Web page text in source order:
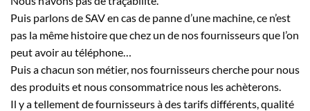
Puis parlons de SAV en cas de panne d’une machine, ce n’est
pas la même histoire que chez un de nos fournisseurs que l’on
peut avoir au téléphone…
Puis a chacun son métier, nos fournisseurs cherche pour nous
des produits et nous consommatrice nous les achèterons.
Il y a tellement de fournisseurs à des tarifs différents, qualité